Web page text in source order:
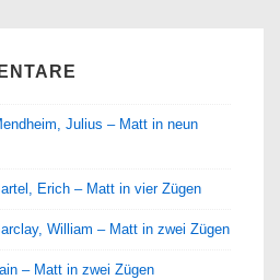
Julius – Matt in neun
Erich – Matt in vier Zügen
William – Matt in zwei Zügen
– Matt in zwei Zügen